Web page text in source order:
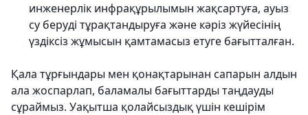
инженерлік инфрақұрылымын жақсартуға, ауыз
су беруді тұрақтандыруға және кәріз жүйесінің
үздіксіз жұмысын қамтамасыз етуге бағытталған.
Қала тұрғындары мен қонақтарынан сапарын алдын
ала жоспарлап, баламалы бағыттарды таңдауды
сұраймыз. Уақытша қолайсыздық үшін кешірім